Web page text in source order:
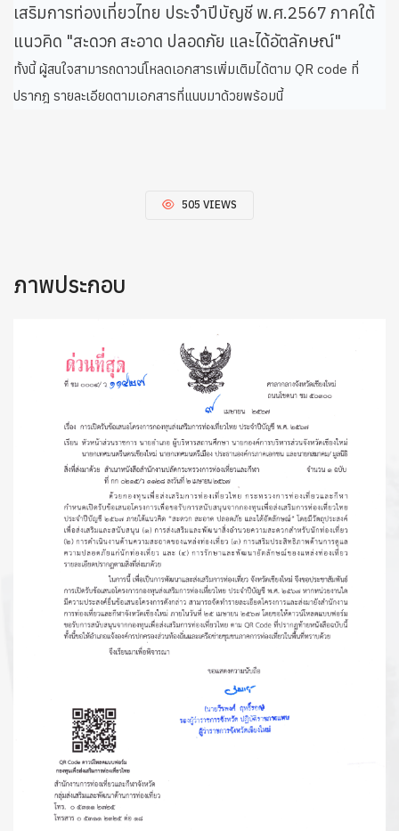
เสริมการท่องเที่ยวไทย ประจำปีบัญชี พ.ศ.2567 ภาคใต้
แนวคิด "สะดวก สะอาด ปลอดภัย และได้อัตลักษณ์"
ทั้งนี้ ผู้สนใจสามารถดาวน์โหลดเอกสารเพิ่มเติมได้ตาม QR code ที่
ปรากฎ รายละเอียดตามเอกสารที่แนบมาด้วยพร้อมนี้
505 VIEWS
ภาพประกอบ